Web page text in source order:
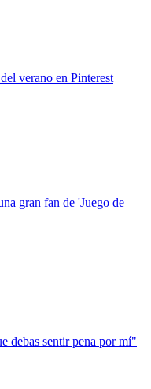
verano en Pinterest
gran fan de 'Juego de
debas sentir pena por mí"